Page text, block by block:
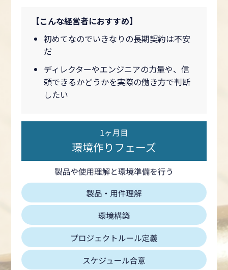
【こんな経営者におすすめ】
初めてなのでいきなりの長期契約は不安
だ
ディレクターやエンジニアの力量や、信
頼できるかどうかを実際の働き方で判断
したい